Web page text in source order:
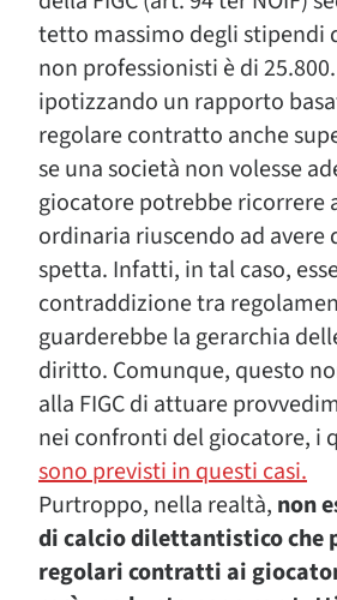
tetto massimo degli stipendi
non professionisti è di
ipotizzando un rapporto
regolare contratto anche
se una società non volesse
giocatore potrebbe ricorrere
ordinaria riuscendo ad avere
spetta. Infatti, in tal caso,
contraddizione tra
guarderebbe la gerarchia
diritto. Comunque, questo
alla FIGC di attuare
nei confronti del giocatore, i
sono previsti in questi casi.
Purtroppo, nella realtà, non
di calcio dilettantistico che
regolari contratti ai